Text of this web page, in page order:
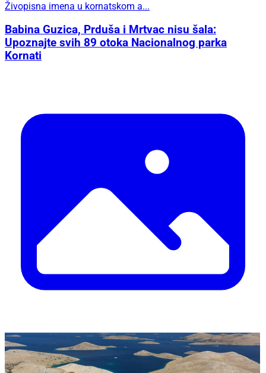
Živopisna imena u kornatskom a...
Babina Guzica, Prduša i Mrtvac nisu šala:
Upoznajte svih 89 otoka Nacionalnog parka
Kornati